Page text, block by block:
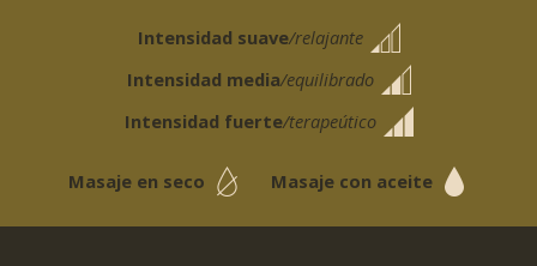
Intensidad suave/relajante
Intensidad media/equilibrado
Intensidad fuerte/terapeútico
Masaje en seco Masaje con aceite